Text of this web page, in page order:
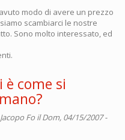
modo di avere un prezzo
scambiarci le nostre
Sono molto interessato, ed
come si
Jacopo Fo il Dom, 04/15/2007 -